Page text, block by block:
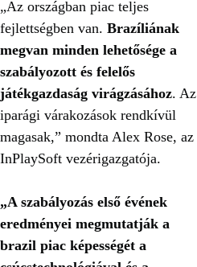
„Az országban piac teljes
fejlettségben van. Brazíliának
megvan minden lehetősége a
szabályozott és felelős
játékgazdaság virágzásához. Az
iparági várakozások rendkívül
magasak,” mondta Alex Rose, az
InPlaySoft vezérigazgatója.
„A szabályozás első évének
eredményei megmutatják a
brazil piac képességét a